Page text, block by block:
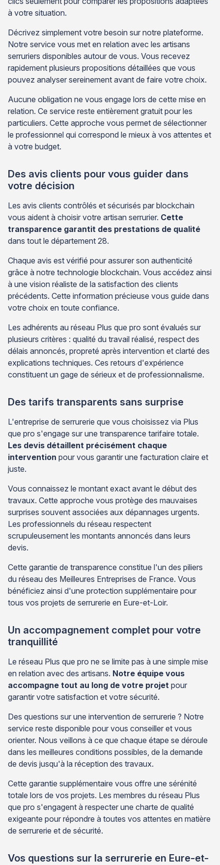
à votre situation.
Décrivez simplement votre besoin sur notre plateforme.
Notre service vous met en relation avec les artisans
serruriers disponibles autour de vous. Vous recevez
rapidement plusieurs propositions détaillées que vous
pouvez analyser sereinement avant de faire votre choix.
Aucune obligation ne vous engage lors de cette mise en
relation. Ce service reste entièrement gratuit pour les
particuliers. Cette approche vous permet de sélectionner
le professionnel qui correspond le mieux à vos attentes et
à votre budget.
Des avis clients pour vous guider dans
votre décision
Les avis clients contrôlés et sécurisés par blockchain
vous aident à choisir votre artisan serrurier. Cette
transparence garantit des prestations de qualité
dans tout le département 28.
Chaque avis est vérifié pour assurer son authenticité
grâce à notre technologie blockchain. Vous accédez ainsi
à une vision réaliste de la satisfaction des clients
précédents. Cette information précieuse vous guide dans
votre choix en toute confiance.
Les adhérents au réseau Plus que pro sont évalués sur
plusieurs critères : qualité du travail réalisé, respect des
délais annoncés, propreté après intervention et clarté des
explications techniques. Ces retours d'expérience
constituent un gage de sérieux et de professionnalisme.
Des tarifs transparents sans surprise
L'entreprise de serrurerie que vous choisissez via Plus
que pro s'engage sur une transparence tarifaire totale.
Les devis détaillent précisément chaque
intervention pour vous garantir une facturation claire et
juste.
Vous connaissez le montant exact avant le début des
travaux. Cette approche vous protège des mauvaises
surprises souvent associées aux dépannages urgents.
Les professionnels du réseau respectent
scrupuleusement les montants annoncés dans leurs
devis.
Cette garantie de transparence constitue l'un des piliers
du réseau des Meilleures Entreprises de France. Vous
bénéficiez ainsi d'une protection supplémentaire pour
tous vos projets de serrurerie en Eure-et-Loir.
Un accompagnement complet pour votre
tranquillité
Le réseau Plus que pro ne se limite pas à une simple mise
en relation avec des artisans. Notre équipe vous
accompagne tout au long de votre projet pour
garantir votre satisfaction et votre sécurité.
Des questions sur une intervention de serrurerie ? Notre
service reste disponible pour vous conseiller et vous
orienter. Nous veillons à ce que chaque étape se déroule
dans les meilleures conditions possibles, de la demande
de devis jusqu'à la réception des travaux.
Cette garantie supplémentaire vous offre une sérénité
totale lors de vos projets. Les membres du réseau Plus
que pro s'engagent à respecter une charte de qualité
exigeante pour répondre à toutes vos attentes en matière
de serrurerie et de sécurité.
Vos questions sur la serrurerie en Eure-et-